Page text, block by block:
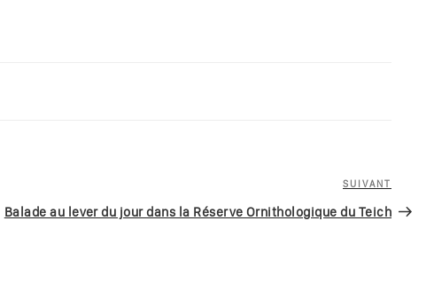
Article
SUIVANT
Balade au lever du jour dans la Réserve Ornithologique du Teich